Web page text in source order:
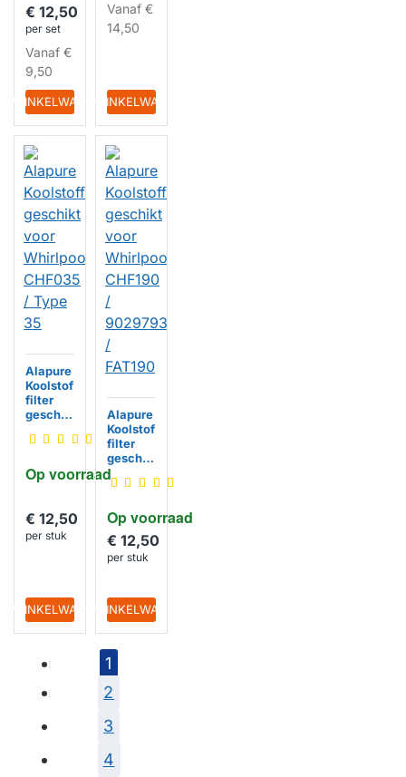
484000
008572
/
CHF029
/1
€ 12,50
per set
Vanaf €
9,50
WINKELWAGEN
Vanaf€
14,50
IN WINKELWAGEN
HUISMERK
Op voorraad
Alapure
Koolstof
filter
geschik
Whirlpo
CHF035
/ Type
€ 12,50
per stuk
WINKELWAGEN HUISMERK
Op voorraad
Alapure
Koolstof
filter
geschik
t voor
Whirlpo
CHF190
902979
3644 /
€ 12,50
per stuk
IN WINKELWAGEN
1
2
3
4